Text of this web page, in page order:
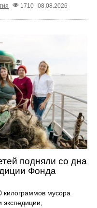
1710 08.08.2026
подняли со дна
Фонда
килограммов мусора
экспедиции,